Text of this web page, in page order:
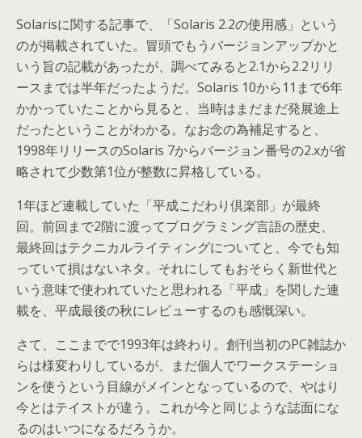
Solarisに関する記事で、「Solaris 2.2の使用感」という
のが掲載されていた。冒頭でもうバージョンアップかと
いう旨の記載があったが、調べてみると2.1から2.2リリ
ースまでは半年だったようだ。Solaris 10から11まで6年
かかっていたことから見ると、当時はまだまだ発展途上
だったということがわかる。なお念の為補足すると、
1998年リリースのSolaris 7からバージョン番号の2.xが省
略されて少数第1位が整数に昇格している。
1年ほど連載していた「平成こだわり倶楽部」が最終
回。前回まで2階に渡ってプログラミング言語の歴史、
最終回はテクニカルライティングについてと、今でも知
っていて損はないネタ。それにしてもおそらく新世代と
いう意味で使われていたと思われる「平成」を関した連
載を、平成最後の秋にレビューするのも感慨深い。
さて、ここまでで1993年は終わり。創刊当初のPC雑誌か
らは様変わりしているが、まだ個人でワークステーショ
ンを使うという目線がメインとなっているので、やはり
今とはテイストが違う。これが今と同じような誌面にな
るのはいつになるだろうか。